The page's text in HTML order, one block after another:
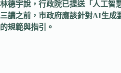
林德宇說，行政院已提送「人工智
三讀之前，市政府應該針對AI生成
的規範與指引。